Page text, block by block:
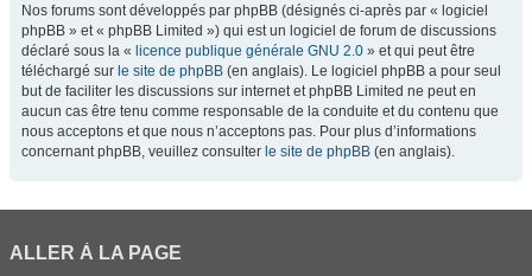
Nos forums sont développés par phpBB (désignés ci-après par « logiciel
phpBB » et « phpBB Limited ») qui est un logiciel de forum de discussions
déclaré sous la « licence publique générale GNU 2.0 » et qui peut être
téléchargé sur le site de phpBB (en anglais). Le logiciel phpBB a pour seul
but de faciliter les discussions sur internet et phpBB Limited ne peut en
aucun cas être tenu comme responsable de la conduite et du contenu que
nous acceptons et que nous n’acceptons pas. Pour plus d’informations
concernant phpBB, veuillez consulter le site de phpBB (en anglais).
ALLER À LA PAGE